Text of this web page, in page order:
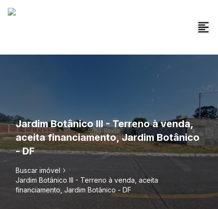
Jardim Botânico III - Terreno à venda,
aceita financiamento, Jardim Botânico
- DF
Buscar imóvel
Jardim Botânico III - Terreno à venda, aceita
financiamento, Jardim Botânico - DF